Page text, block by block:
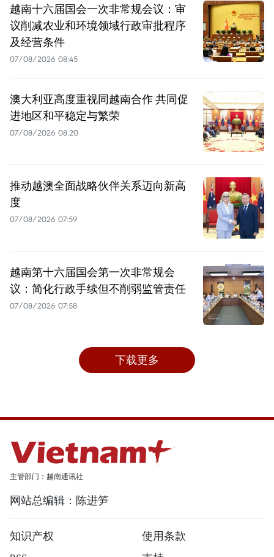
越南十六届国会一次非常规会议：审
议削减农业和环境领域行政审批程序
及经营条件
07/08/2026 08:45
澳大利亚高度重视同越南合作 共同促
进地区和平稳定与繁荣
07/08/2026 08:20
推动越澳全面战略伙伴关系迈向新高
度
07/08/2026 07:59
越南第十六届国会第一次非常规会
议：简化行政手续但不削弱监管责任
07/08/2026 07:58
下载更多
主管部门：越南通讯社
网站总编辑：陈进笋
知识产权
使用条款